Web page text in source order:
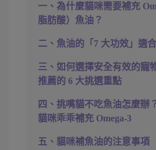
一、為什麼貓咪需要補充
脂肪酸）魚油？
二、魚油的「7 大功效」適
三、如何選擇安全有效的寵
推薦的 6 大挑選重點
四、挑嘴貓不吃魚油怎麼辦
貓咪乖乖補充 Omega-3
五、貓咪補魚油的注意事項